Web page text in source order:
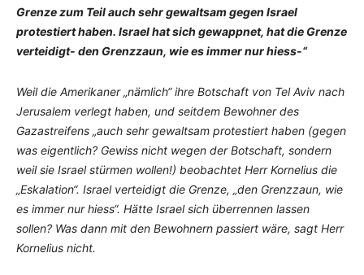
Grenze zum Teil auch sehr gewaltsam gegen Israel
protestiert haben. Israel hat sich gewappnet, hat die Grenze
verteidigt- den Grenzzaun, wie es immer nur hiess-“
Weil die Amerikaner „nämlich“ ihre Botschaft von Tel Aviv nach
Jerusalem verlegt haben, und seitdem Bewohner des
Gazastreifens „auch sehr gewaltsam protestiert haben (gegen
was eigentlich? Gewiss nicht wegen der Botschaft, sondern
weil sie Israel stürmen wollen!) beobachtet Herr Kornelius die
„Eskalation“. Israel verteidigt die Grenze, „den Grenzzaun, wie
es immer nur hiess“. Hätte Israel sich überrennen lassen
sollen? Was dann mit den Bewohnern passiert wäre, sagt Herr
Kornelius nicht.